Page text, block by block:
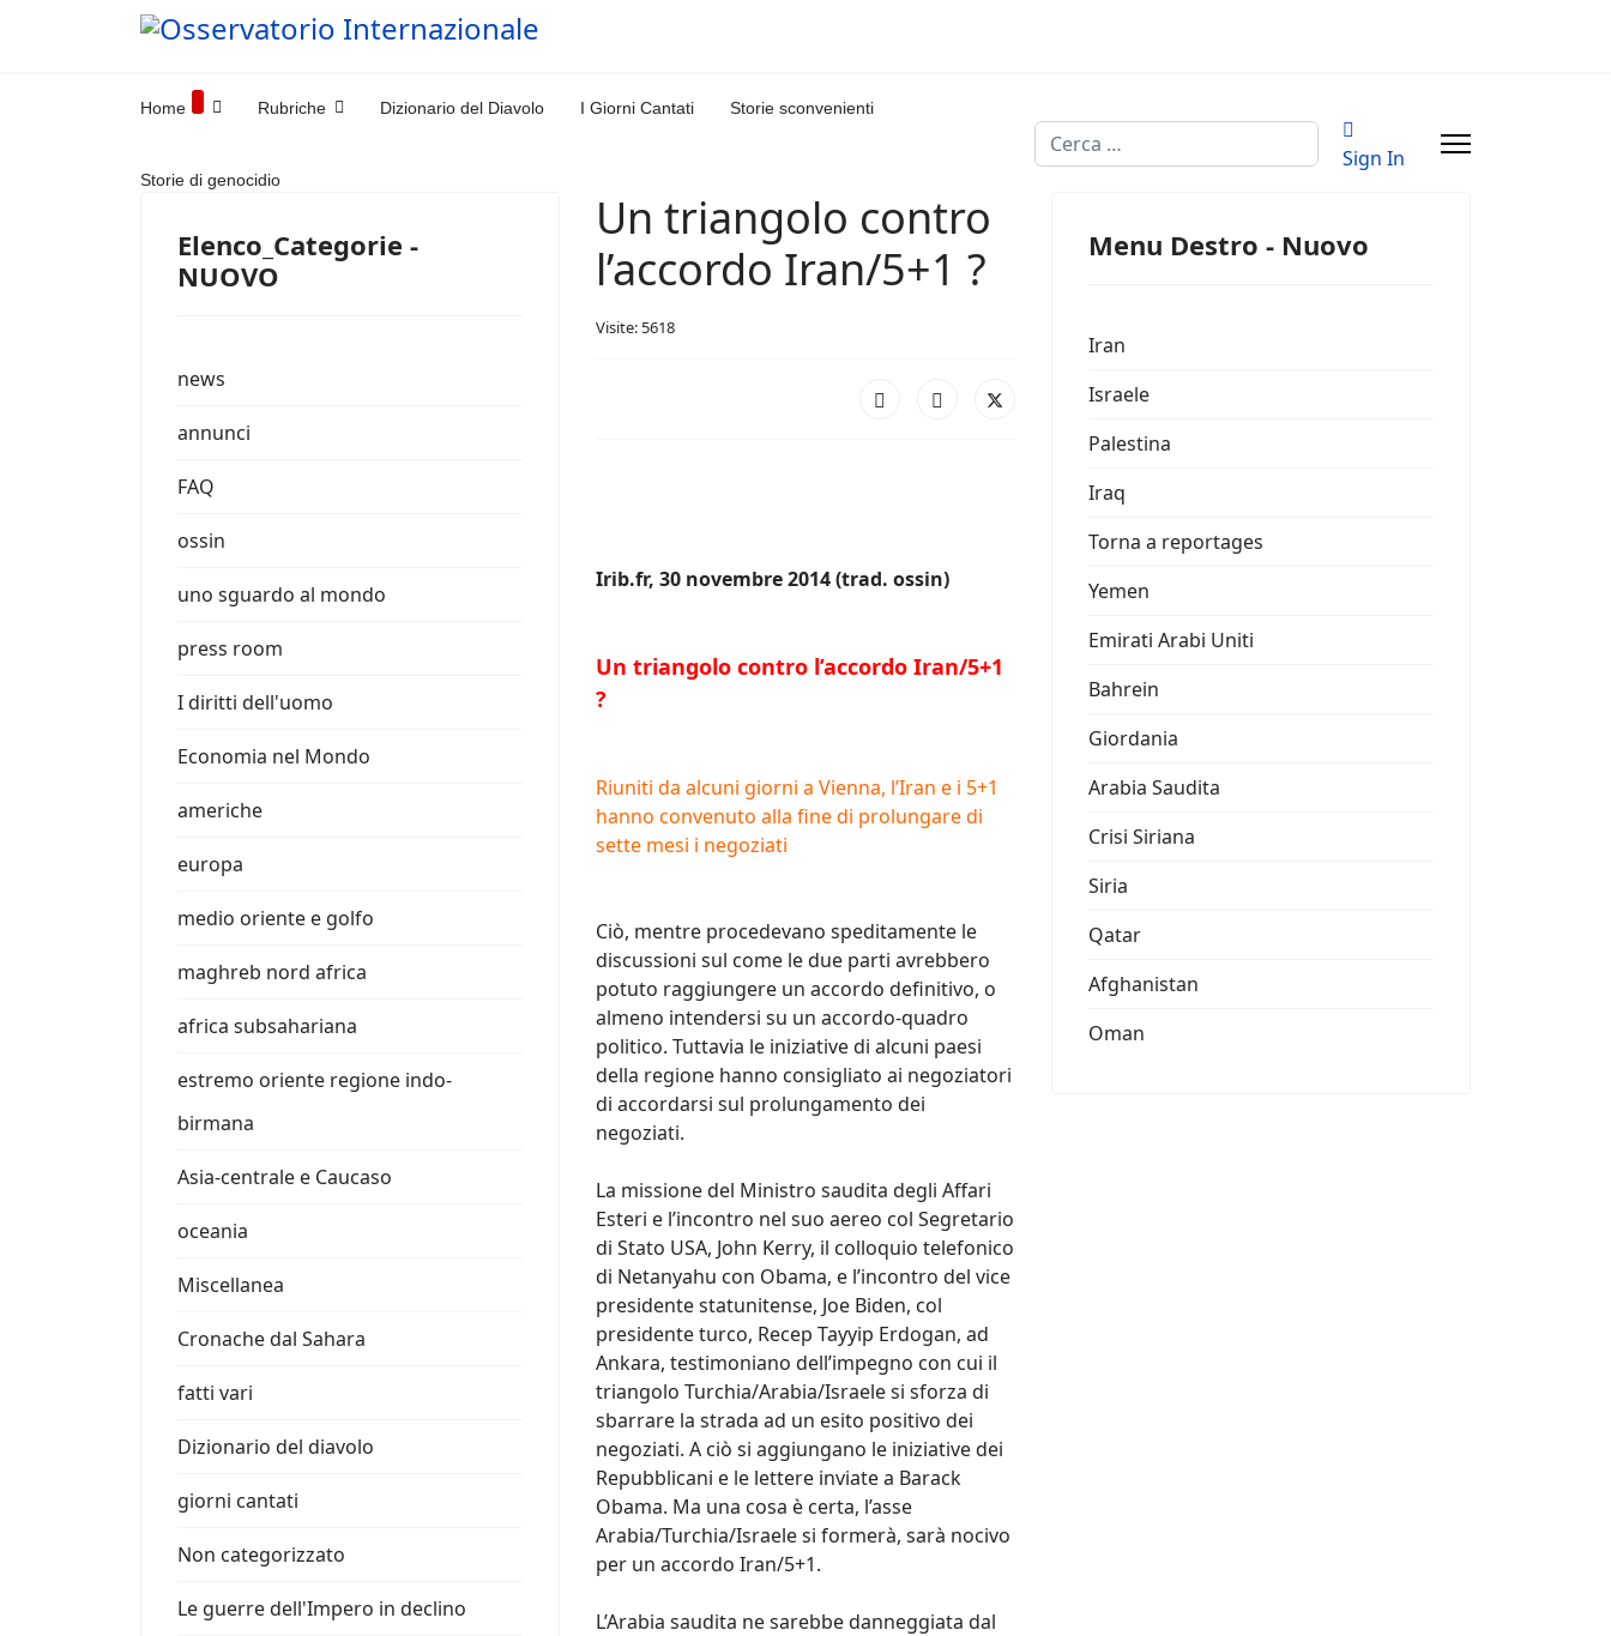
Home Rubriche Dizionario del Diavolo I Giorni Cantati Storie sconvenienti
Storie di genocidio
Cerca
Sign In
Elenco_Categorie -
NUOVO
news
annunci
FAQ
ossin
uno sguardo al mondo
press room
I diritti dell'uomo
Economia nel Mondo
americhe
europa
medio oriente e golfo
maghreb nord africa
africa subsahariana
estremo oriente regione indo-
birmana
Asia-centrale e Caucaso
oceania
Miscellanea
Cronache dal Sahara
fatti vari
Dizionario del diavolo
giorni cantati
Non categorizzato
Le guerre dell'Impero in declino
Un triangolo contro
l’accordo Iran/5+1 ?
Visite: 5618
Irib.fr, 30 novembre 2014 (trad. ossin)
Un triangolo contro l’accordo Iran/5+1
?
Riuniti da alcuni giorni a Vienna, l’Iran e i 5+1
hanno convenuto alla fine di prolungare di
sette mesi i negoziati
Ciò, mentre procedevano speditamente le
discussioni sul come le due parti avrebbero
potuto raggiungere un accordo definitivo, o
almeno intendersi su un accordo-quadro
politico. Tuttavia le iniziative di alcuni paesi
della regione hanno consigliato ai negoziatori
di accordarsi sul prolungamento dei
negoziati.
La missione del Ministro saudita degli Affari
Esteri e l’incontro nel suo aereo col Segretario
di Stato USA, John Kerry, il colloquio telefonico
di Netanyahu con Obama, e l’incontro del vice
presidente statunitense, Joe Biden, col
presidente turco, Recep Tayyip Erdogan, ad
Ankara, testimoniano dell’impegno con cui il
triangolo Turchia/Arabia/Israele si sforza di
sbarrare la strada ad un esito positivo dei
negoziati. A ciò si aggiungano le iniziative dei
Repubblicani e le lettere inviate a Barack
Obama. Ma una cosa è certa, l’asse
Arabia/Turchia/Israele si formerà, sarà nocivo
per un accordo Iran/5+1.
L’Arabia saudita ne sarebbe danneggiata dal
Menu Destro - Nuovo
Iran
Israele
Palestina
Iraq
Torna a reportages
Yemen
Emirati Arabi Uniti
Bahrein
Giordania
Arabia Saudita
Crisi Siriana
Siria
Qatar
Afghanistan
Oman